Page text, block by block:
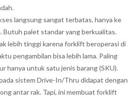
langsung sangat terbatas, hanya ke
Butuh palet standar yang berkualitas.
lebih tinggi karena forklift beroperasi di
pengambilan bisa lebih lama. Paling
hanya untuk satu jenis barang (SKU).
sistem Drive-In/Thru didapat dengan
antar rak. Tapi, ini membuat forklift